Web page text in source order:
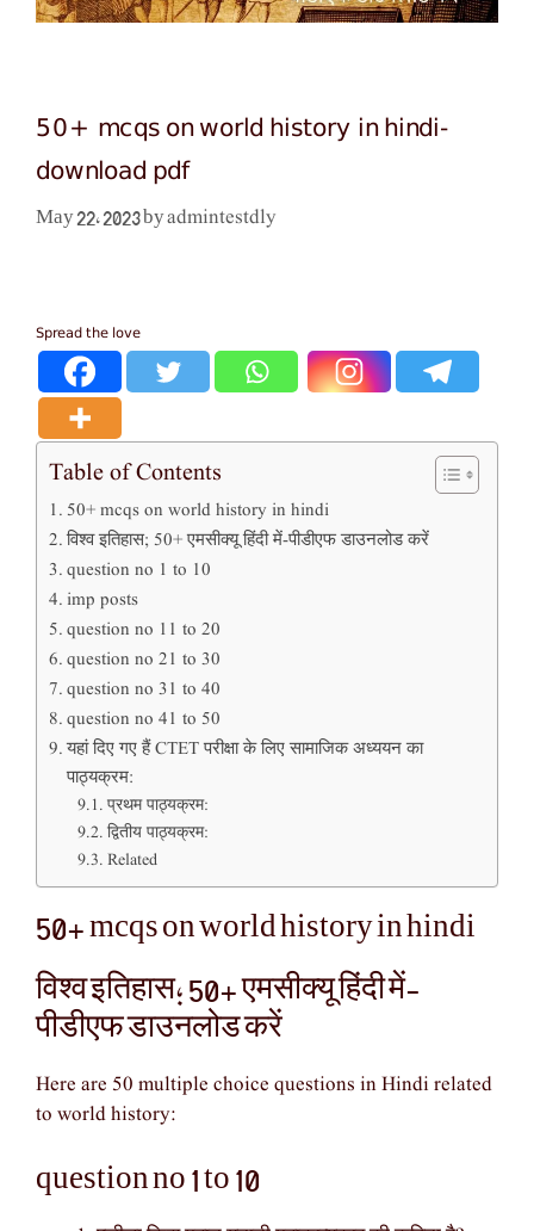
50+ mcqs on world history in hindi-
download pdf
May 22, 2023byadmintestdly
Spread the love
Table of Contents
50+ mcqs on world history in hindi
विश्व इतिहास; 50+ एमसीक्यू हिंदी में-पीडीएफ डाउनलोड करें
question no 1 to 10
imp posts
question no 11 to 20
question no 21 to 30
question no 31 to 40
question no 41 to 50
यहां दिए गए हैं CTET परीक्षा के लिए सामाजिक अध्ययन का
पाठ्यक्रम:
प्रथम पाठ्यक्रम:
द्वितीय पाठ्यक्रम:
Related
50+ mcqs on world history in hindi
विश्व इतिहास; 50+ एमसीक्यू हिंदी में-
पीडीएफ डाउनलोड करें
Here are 50 multiple choice questions in Hindi related
to world history:
question no 1 to 10